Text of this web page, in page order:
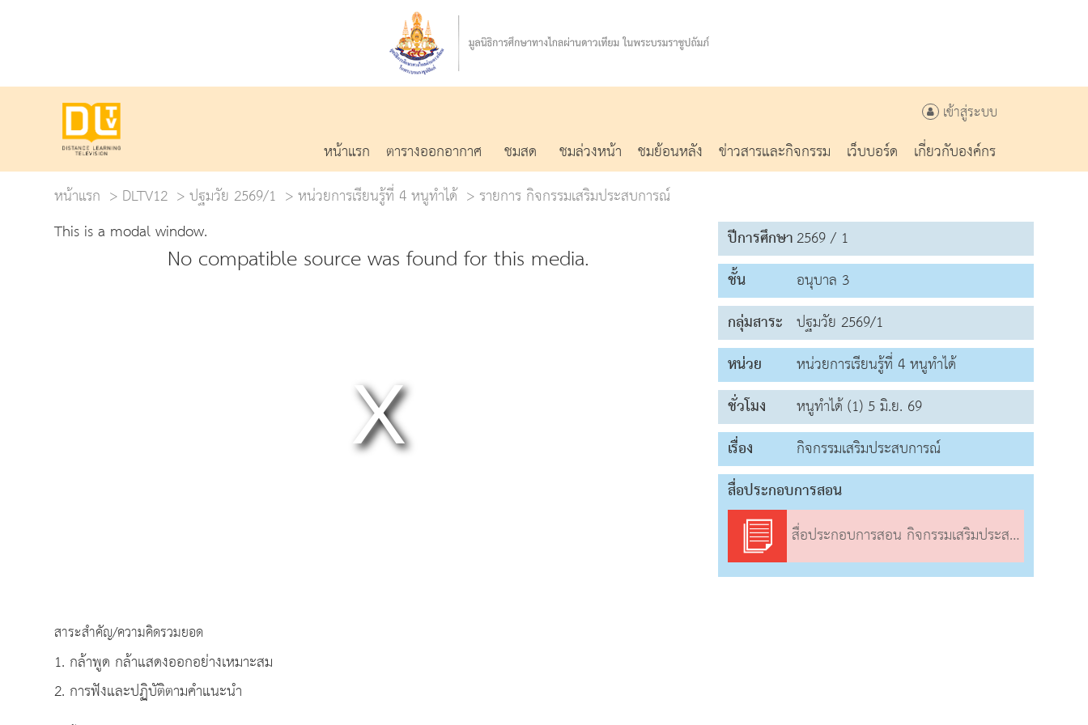
เข้าสู่ระบบ
หน้าแรก ตารางออกอากาศ ชมสด ชมล่วงหน้า ชมย้อนหลัง ข่าวสารและกิจกรรม เว็บบอร์ด
เกี่ยวกับองค์กร
หน้าแรก
DLTV12 ปฐมวัย 2569/1 หน่วยการเรียนรู้ที่ 4 หนูทำได้
รายการ กิจกรรมเสริมประสบการณ์
This is a modal window.
No compatible source was found for this media.
สาระสำคัญ/ความคิดรวมยอด
1. กล้าพูด กล้าแสดงออกอย่างเหมาะสม
2. การฟังและปฏิบัติตามคำแนะนำ
ปีการศึกษา2569 / 1
ชั้น
อนุบาล 3
กลุ่มสาระ ปฐมวัย 2569/1
หน่วย
หน่วยการเรียนรู้ที่ 4 หนูทำได้
ชั่วโมง
หนูทำได้ (1) 5 มิ.ย. 69
เรื่อง
กิจกรรมเสริมประสบการณ์
สื่อประกอบการสอน
สื่อประกอบการสอน กิจกรรมเสริมประสบการณ์